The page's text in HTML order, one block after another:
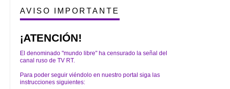
AVISO IMPORTANTE
¡ATENCIÓN!
El denominado "mundo libre" ha censurado la señal del
canal ruso de TV RT.
Para poder seguir viéndolo en nuestro portal siga las
instrucciones siguientes: